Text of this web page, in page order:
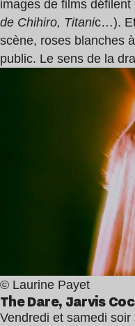
images de films défilent
de Chihiro, Titanic…). Et
scène, roses blanches
public. Le sens de la
© Laurine Payet
The Dare, Jarvis
Vendredi et samedi soir